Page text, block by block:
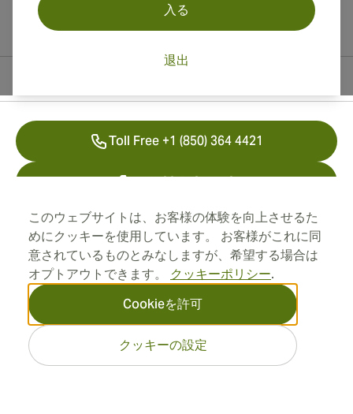
このウェブサイトは、お客様の体験を向上させるた
めにクッキーを使用しています。 お客様がこれに同
意されているものとみなしますが、希望する場合は
オプトアウトできます。 クッキーポリシー.
Cookieを許可
クッキーの設定
入る
退出
住所
インフォメーション
Toll Free +1 (850) 364 4421
+41 22 518 44 43
info@swisscubancigars.com